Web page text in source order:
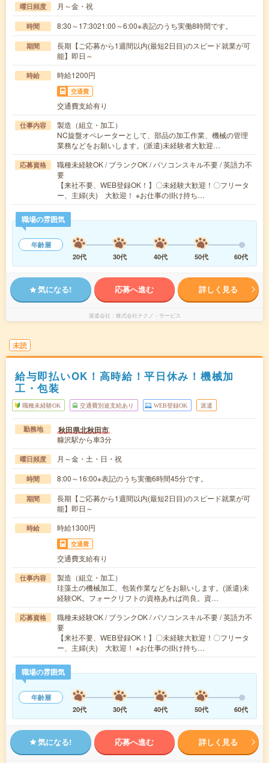
曜日頻度 月～金・祝
時間 8:30～17:3021:00～6:00※表記のうち実働8時間です。
期間
長期【ご応募から1週間以内(最短2日目)のスピード就業が可
能】即日～
時給 時給1200円
交通費
交通費支給有り
仕事内容
製造（組立・加工）
NC旋盤オペレーターとして、部品の加工作業、機械の管理
業務などをお願いします。(派遣)未経験者大歓迎…
応募資格
職種未経験OK / ブランクOK / パソコンスキル不要 / 英語力不
要
【来社不要、WEB登録OK！】〇未経験大歓迎！〇フリータ
ー、主婦(夫) 大歓迎！ ※お仕事の掛け持ち…
職場の雰囲気
年齢層
20代
30代 40代 50代 60代
気になる! 応募へ進む 詳しく見る
派遣会社 株式会社テクノ・サービス
未読
給与即払いOK！高時給！平日休み！機械加
工・包装
職種未経験OK 交通費別途支給あり WEB登録OK 派遣
勤務地 秋田県北秋田市
糠沢駅から車3分
曜日頻度 月～金・土・日・祝
時間 8:00～16:00※表記のうち実働6時間45分です。
期間
長期【ご応募から1週間以内(最短2日目)のスピード就業が可
能】即日～
時給 時給1300円
交通費
交通費支給有り
仕事内容
製造（組立・加工）
珪藻土の機械加工、包装作業などをお願いします。(派遣)未
経験OK。フォークリフトの資格あれば尚良。資…
応募資格
職種未経験OK / ブランクOK / パソコンスキル不要 / 英語力不
要
【来社不要、WEB登録OK！】〇未経験大歓迎！〇フリータ
ー、主婦(夫) 大歓迎！ ※お仕事の掛け持ち…
職場の雰囲気
年齢層
20代
30代 40代 50代 60代
気になる! 応募へ進む 詳しく見る